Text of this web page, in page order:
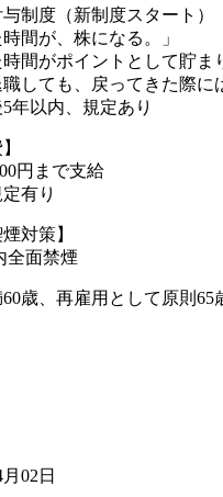
制度（新制度スタート）
時間が、株になる。」
時間がポイントとして貯
職しても、戻ってきた際
年以内、規定あり
円まで支給
有り
対策】
全面禁煙
歳、再雇用として原則65
02日